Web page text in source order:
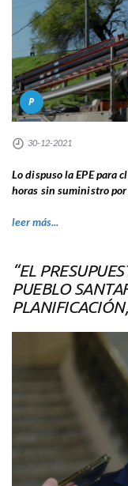
P
30-12-2021
Lo dispuso la EPE para
horas sin suministro
leer más...
“EL
PUEBLO